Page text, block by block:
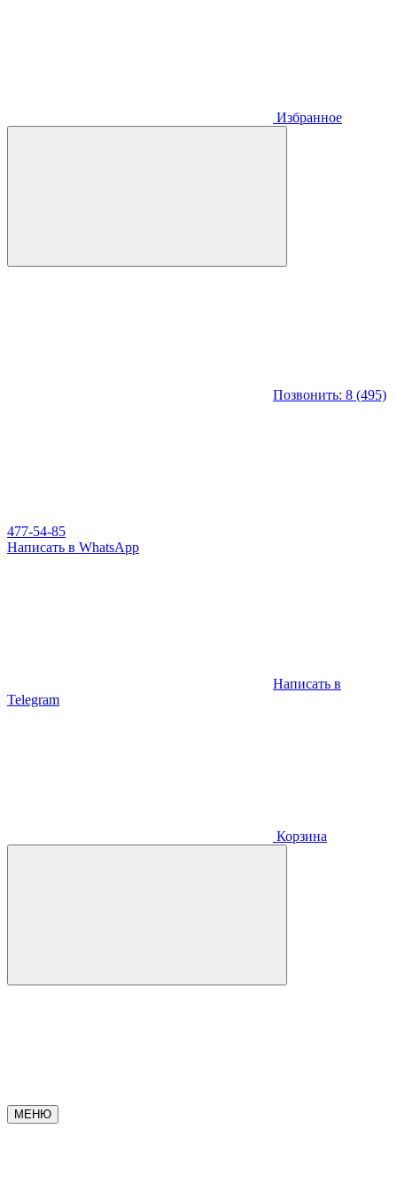
Избранное
Позвонить: 8 (495)
477-54-85
Написать в WhatsApp
Написать в
Telegram
Корзина
МЕНЮ